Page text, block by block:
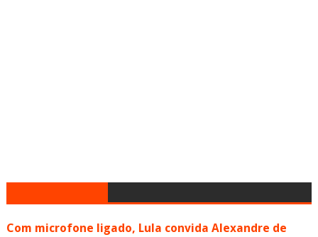
Com microfone ligado, Lula convida Alexandre de